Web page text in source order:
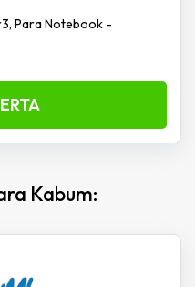
Para Notebook -
Kabum: